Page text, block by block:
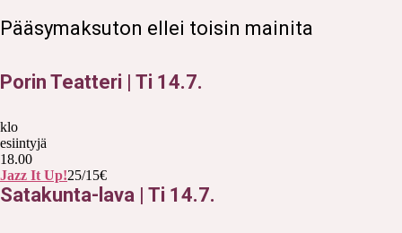
Pääsymaksuton ellei toisin mainita
Porin Teatteri | Ti 14.7.
klo
esiintyjä
18.00
Jazz It Up!25/15€
Satakunta-lava Ti 14.7.